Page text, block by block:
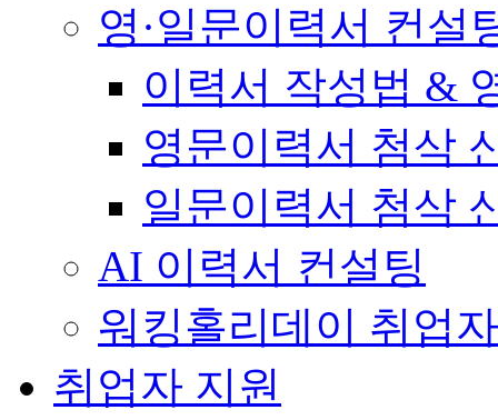
영·일문이력서 컨설
이력서 작성법 &
영문이력서 첨삭
일문이력서 첨삭
AI 이력서 컨설팅
워킹홀리데이 취업
취업자 지원